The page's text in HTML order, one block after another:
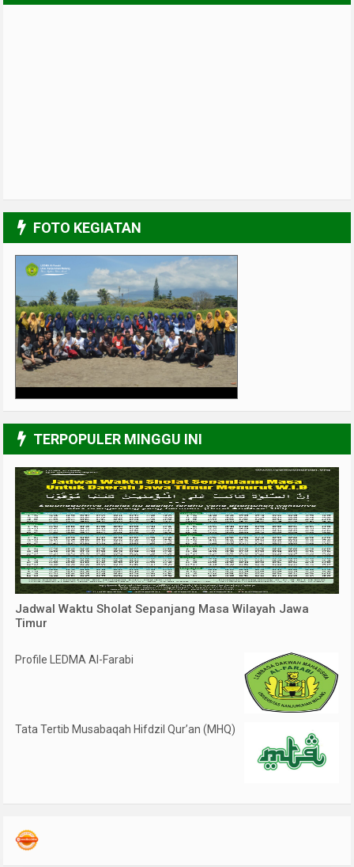
FOTO KEGIATAN
TERPOPULER MINGGU INI
Jadwal Waktu Sholat Sepanjang Masa Wilayah Jawa
Timur
Profile LEDMA Al-Farabi
Tata Tertib Musabaqah Hifdzil Qur’an (MHQ)